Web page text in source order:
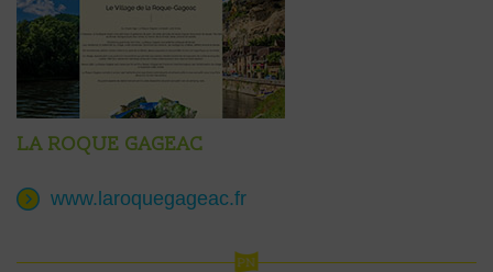
La Roque Gageac
www.laroquegageac.fr